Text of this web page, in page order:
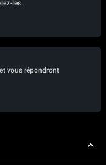
les.
vous répondront